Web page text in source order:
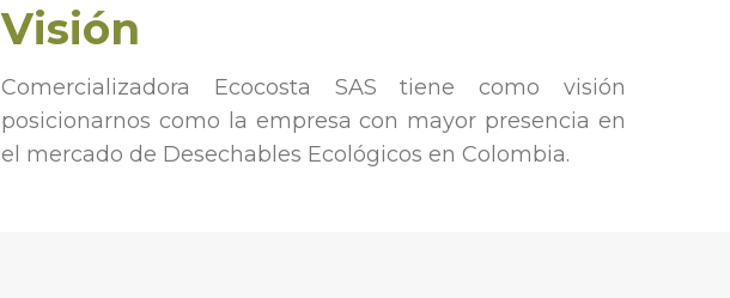
Visión
Comercializadora Ecocosta SAS tiene como visión
posicionarnos como la empresa con mayor presencia en
el mercado de Desechables Ecológicos en Colombia.